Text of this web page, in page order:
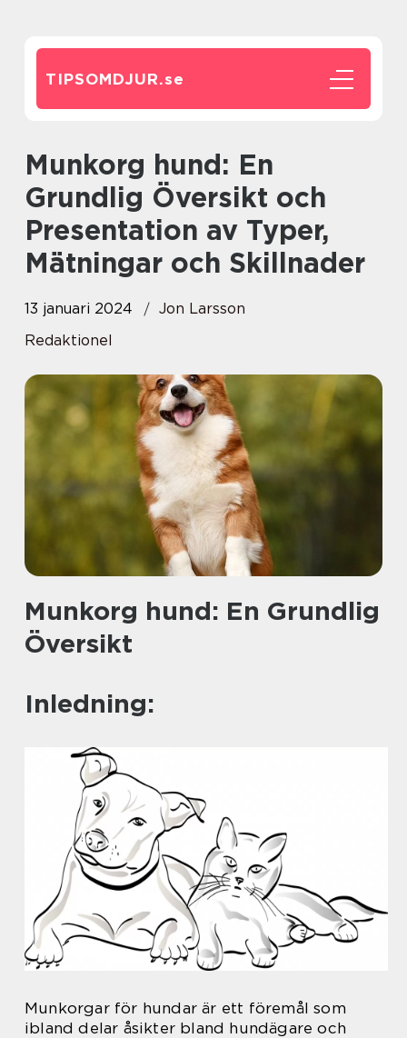
TIPSOMDJUR.se
Munkorg hund: En
Grundlig Översikt och
Presentation av Typer,
Mätningar och Skillnader
13 januari 2024
Jon Larsson
Redaktionel
Munkorg hund: En Grundlig
Översikt
Inledning:
Munkorgar för hundar är ett föremål som
ibland delar åsikter bland hundägare och